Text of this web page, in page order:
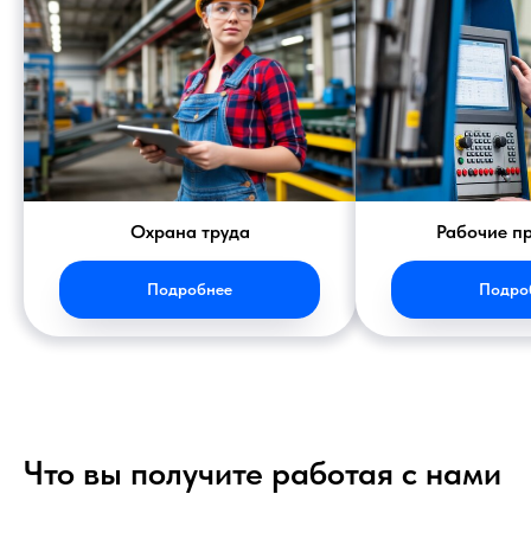
Охрана труда
Подробнее
Рабочие
Что вы получите работая с нами